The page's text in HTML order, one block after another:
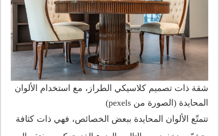
شقة ذات تصميم كلاسيكي الطراز، مع استخدام الألوان
المحايدة (الصورة من pexels)
تتمتّع الألوان المحايدة ببعض الخصائص، فهي ذات كثافة